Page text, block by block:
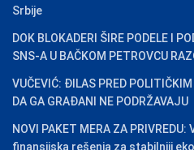
Srbije
DOK BLOKADERI ŠIRE PODELE I
SNS-A U BAČKOM PETROVCU
VUČEVIĆ: ĐILAS PRED
DA GA GRAĐANI NE PODRŽAVAJU
NOVI PAKET MERA ZA
finansijska rešenja za stabilniji